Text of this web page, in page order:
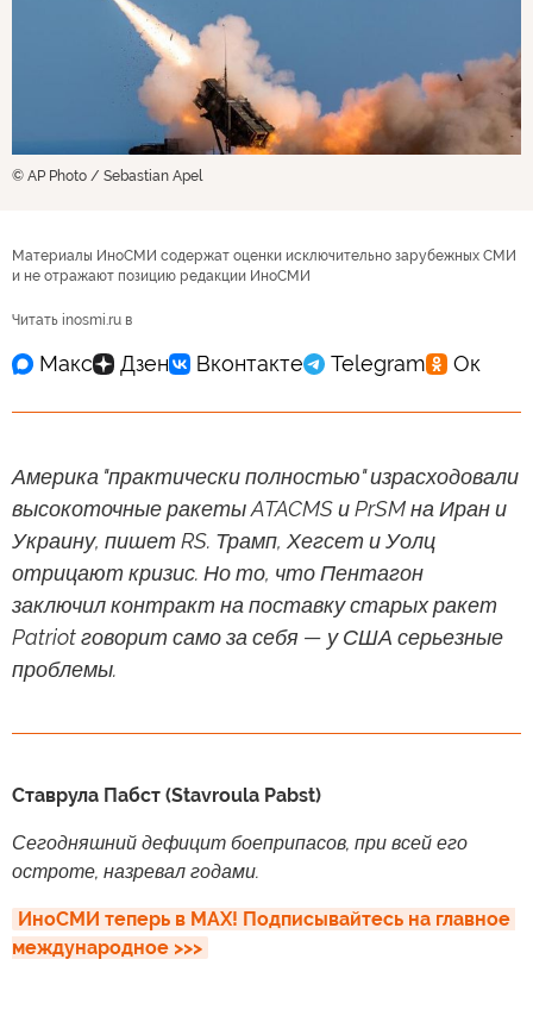
© AP Photo / Sebastian Apel
Материалы ИноСМИ содержат оценки исключительно зарубежных СМИ
и не отражают позицию редакции ИноСМИ
Читать inosmi.ru в
Америка "практически полностью" израсходовали
высокоточные ракеты ATACMS и PrSM на Иран и
Украину, пишет RS. Трамп, Хегсет и Уолц
отрицают кризис. Но то, что Пентагон
заключил контракт на поставку старых ракет
Patriot говорит само за себя — у США серьезные
проблемы.
Ставрула Пабст (Stavroula Pabst)
Сегодняшний дефицит боеприпасов, при всей его
остроте, назревал годами.
ИноСМИ теперь в MAX! Подписывайтесь на главное
международное >>>